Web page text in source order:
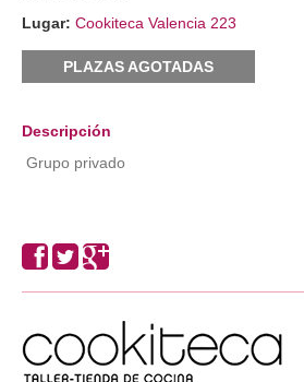
Lugar: Cookiteca Valencia 223
PLAZAS AGOTADAS
Descripción
Grupo privado